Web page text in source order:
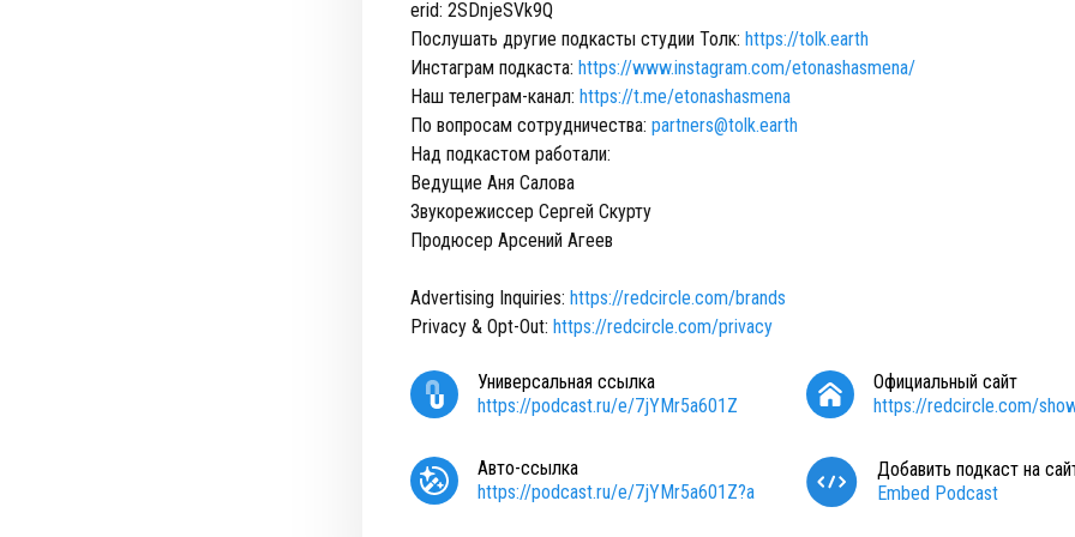
erid: 2SDnjeSVk9Q
Послушать другие подкасты студии Толк: https://tolk.earth
Инстаграм подкаста: https://www.instagram.com/etonashasmena/
Наш телеграм-канал: https://t.me/etonashasmena
По вопросам сотрудничества: partners@tolk.earth
Над подкастом работали:
Ведущие Аня Салова
Звукорежиссер Сергей Скурту
Продюсер Арсений Агеев
Advertising Inquiries: https://redcircle.com/brands
Privacy & Opt-Out: https://redcircle.com/privacy
Универсальная ссылка
https://podcast.ru/e/7jYMr5a601Z
Официальный сайт
https://redcircle.com/
Авто-ссылка
https://podcast.ru/e/7jYMr5a601Z?a
Добавить подкаст на
Embed Podcast